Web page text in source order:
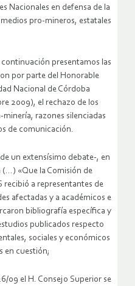
Nacionales en defensa de la
pro-mineros, estatales
presentamos las
por parte del Honorable
Nacional de Córdoba
2009), el rechazo de los
razones silenciadas
de comunicación.
un extensísimo debate-, en
(…) «Que la Comisión de
recibió a representantes de
afectadas y a académicos e
bibliografía específica y
publicados respecto
sociales y económicos
en cuestión;
09 el H. Consejo Superior se